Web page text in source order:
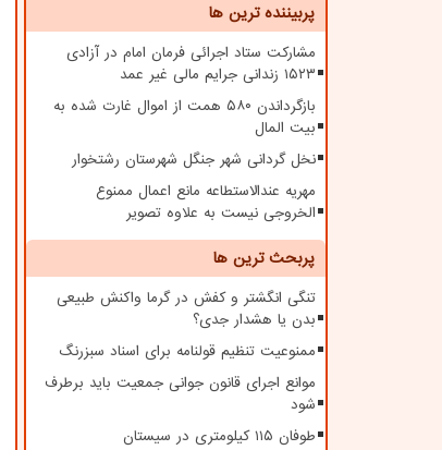
پربیننده ترین ها
مشارکت ستاد اجرائی فرمان امام در آزادی
۱۵۲۳ زندانی جرایم مالی غیر عمد
بازگرداندن ۵۸۰ همت از اموال غارت شده به
بیت المال
نخل گردانی شهر جنگل شهرستان رشتخوار
مهریه عندالاستطاعه مانع اعمال ممنوع
الخروجی نیست به علاوه تصویر
پربحث ترین ها
تنگی انگشتر و کفش در گرما واکنش طبیعی
بدن یا هشدار جدی؟
ممنوعیت تنظیم قولنامه برای اسناد سبزرنگ
موانع اجرای قانون جوانی جمعیت باید برطرف
شود
طوفان ۱۱۵ کیلومتری در سیستان